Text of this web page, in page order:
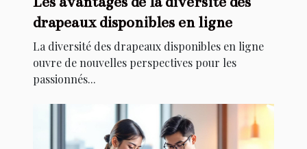
drapeaux disponibles en ligne
La diversité des drapeaux disponibles en ligne
ouvre de nouvelles perspectives pour les
passionnés...